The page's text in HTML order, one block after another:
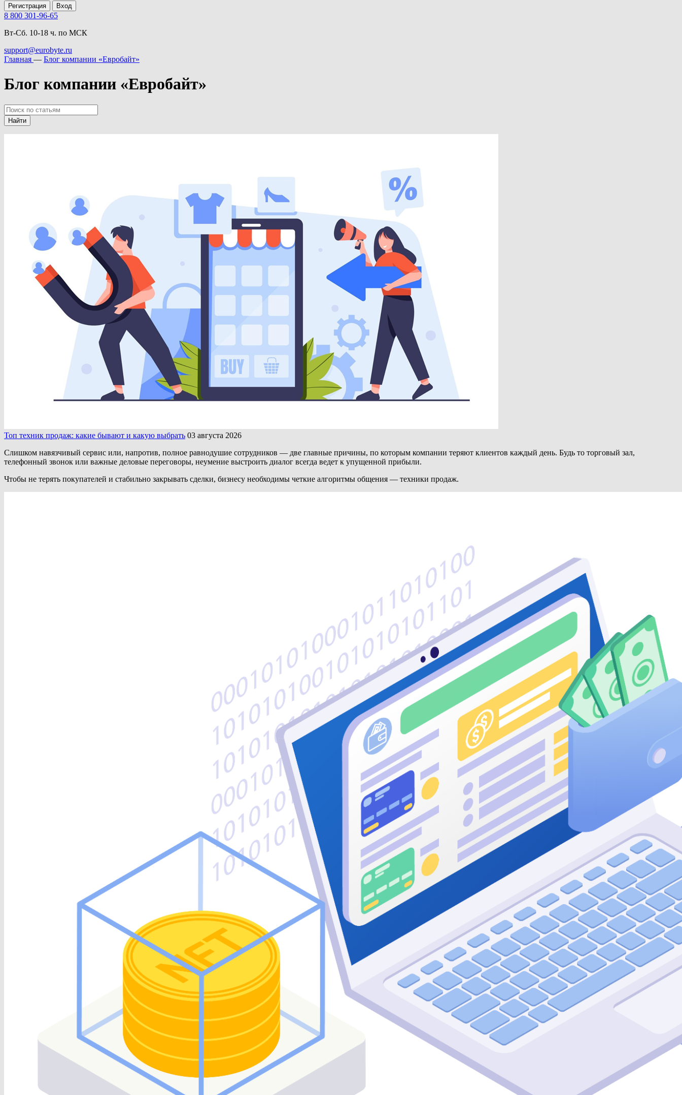
Регистрация Вход
8 800 301-96-65
Вт-Сб. 10-18 ч. по МСК
support@eurobyte.ru
Главная — Блог компании «Евробайт»
Блог компании «Евробайт»
Найти
Топ техник продаж: какие бывают и какую выбрать 03 августа 2026
Слишком навязчивый сервис или, напротив, полное равнодушие сотрудников — две главные причины, по которым компании теряют клиентов каждый день. Будь то торговый зал,
телефонный звонок или важные деловые переговоры, неумение выстроить диалог всегда ведет к упущенной прибыли.
Чтобы не терять покупателей и стабильно закрывать сделки, бизнесу необходимы четкие алгоритмы общения — техники продаж.